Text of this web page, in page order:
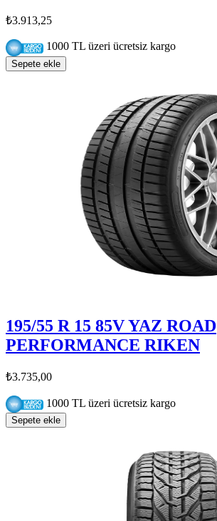
₺3.913,25
1000 TL üzeri ücretsiz kargo
Sepete ekle
195/55 R 15 85V YAZ ROAD
PERFORMANCE RIKEN
₺3.735,00
1000 TL üzeri ücretsiz kargo
Sepete ekle